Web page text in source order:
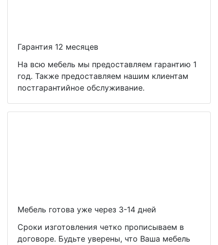
Гарантия 12 месяцев
На всю мебель мы предоставляем гарантию 1
год. Также предоставляем нашим клиентам
постгарантийное обслуживание.
Мебель готова уже через 3-14 дней
Сроки изготовления четко прописываем в
договоре. Будьте уверены, что Ваша мебель